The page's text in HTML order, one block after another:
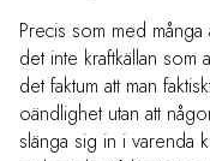
Precis som med
det inte kraftkällan
det faktum att man
oändlighet utan att
slänga sig in i varenda